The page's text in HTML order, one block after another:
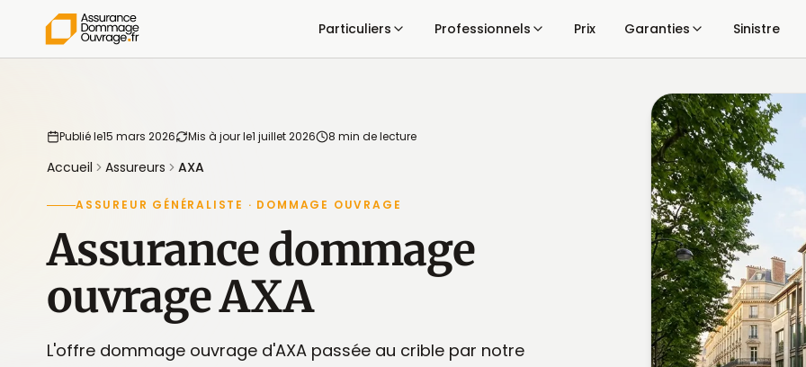
Particuliers Professionnels Prix Garanties Sinistre
Publié le15 mars 2026 Mis à jour le1 juillet 2026 8 min de lecture
Accueil Assureurs AXA
ASSUREUR GÉNÉRALISTE · DOMMAGE OUVRAGE
Assurance dommage
ouvrage AXA
L'offre dommage ouvrage d'AXA passée au crible par notre